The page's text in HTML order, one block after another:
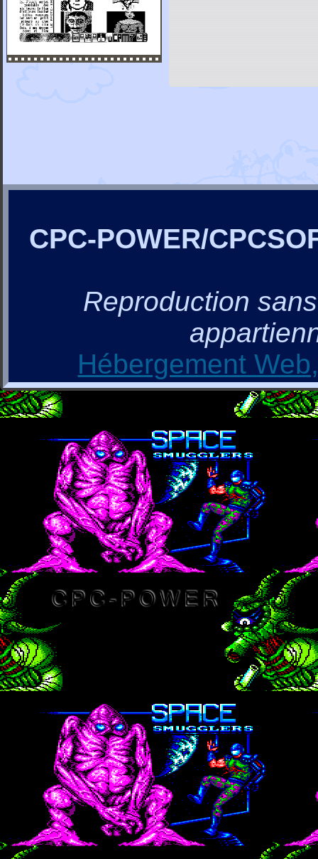
CPC-POWER/
Reproduction
Hébergement